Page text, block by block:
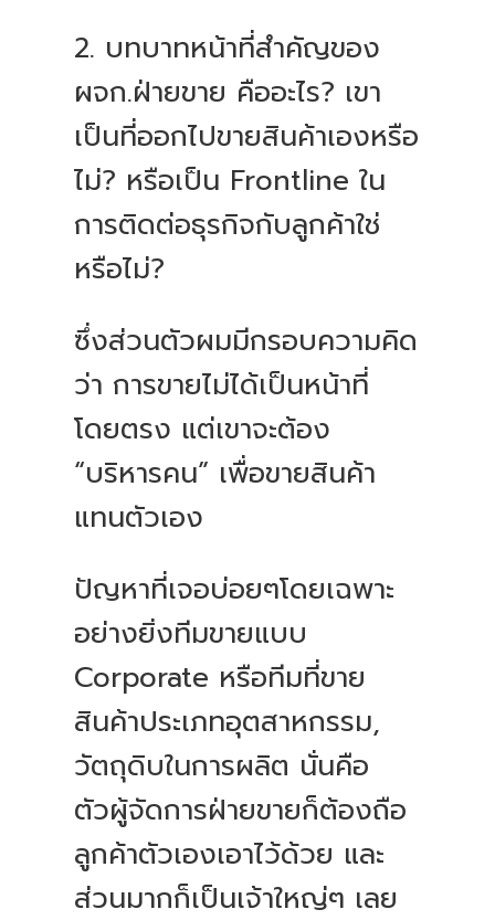
2. บทบาทหน้าที่สำคัญของ
ผจก.ฝ่ายขาย คืออะไร? เขา
เป็นที่ออกไปขายสินค้าเองหรือ
ไม่? หรือเป็น Frontline ใน
การติดต่อธุรกิจกับลูกค้าใช่
หรือไม่?
ซึ่งส่วนตัวผมมีกรอบความคิด
ว่า การขายไม่ได้เป็นหน้าที่
โดยตรง แต่เขาจะต้อง
“บริหารคน” เพื่อขายสินค้า
แทนตัวเอง
ปัญหาที่เจอบ่อยๆโดยเฉพาะ
อย่างยิ่งทีมขายแบบ
Corporate หรือทีมที่ขาย
สินค้าประเภทอุตสาหกรรม,
วัตถุดิบในการผลิต นั่นคือ
ตัวผู้จัดการฝ่ายขายก็ต้องถือ
ลูกค้าตัวเองเอาไว้ด้วย และ
ส่วนมากก็เป็นเจ้าใหญ่ๆ เลย